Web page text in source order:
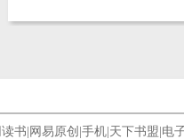
书 网易原创 手机 天下书盟 电